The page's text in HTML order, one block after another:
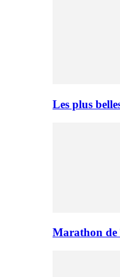
Les plus
Marathon de